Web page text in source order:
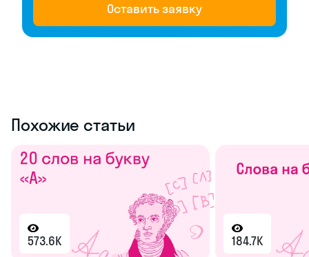
Оставить заявку
Похожие статьи
573.6K 184.7K